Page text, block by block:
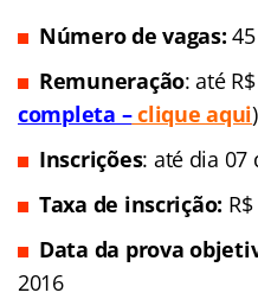
Número de vagas:45
Remuneração: até
completa –clique aqui)
Inscrições: até dia 07
Taxa de inscrição:
Data da prova
2016